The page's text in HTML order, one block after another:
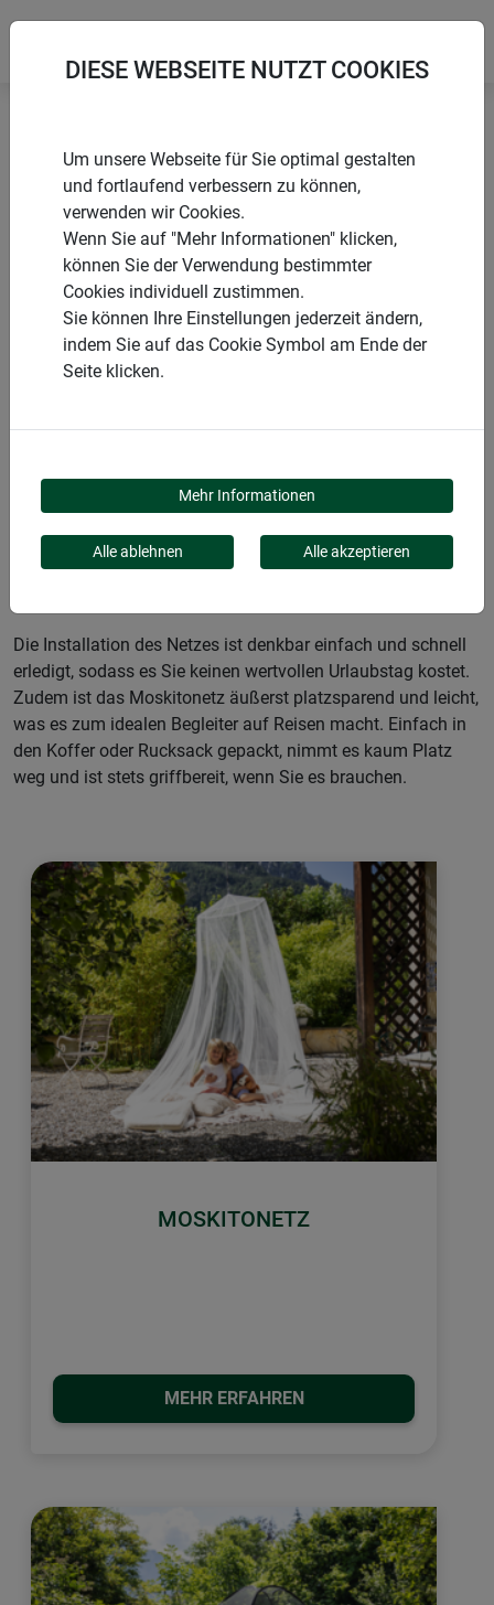
Startseite Produkte
Insektenschutz
Spezialanwendungen
Moskitonetz
PRODUKTKATEGORIE
MOSKITONETZ
Moskitonetz für Einzel- und Doppelbetten ein absolutes
Reisebegleiter in südliche Länder oder beim Campingurlaub
– dieses Moskitonetz bietet effektiven Schutz vor lästigen
Die Installation des Netzes ist denkbar einfach und schnell
erledigt, sodass es Sie keinen wertvollen Urlaubstag kostet.
Zudem ist das Moskitonetz äußerst platzsparend und leicht,
was es zum idealen Begleiter auf Reisen macht. Einfach in
den Koffer oder Rucksack gepackt, nimmt es kaum Platz
weg und ist stets griffbereit, wenn Sie es brauchen.
MOSKITONETZ
MEHR ERFAHREN
DIESE WEBSEITE NUTZT COOKIES
Um unsere Webseite für Sie optimal gestalten
und fortlaufend verbessern zu können,
verwenden wir Cookies.
Wenn Sie auf "Mehr Informationen" klicken,
können Sie der Verwendung bestimmter
Cookies individuell zustimmen.
Sie können Ihre Einstellungen jederzeit ändern,
indem Sie auf das Cookie Symbol am Ende der
Seite klicken.
Mehr Informationen
Alle ablehnen Alle akzeptieren